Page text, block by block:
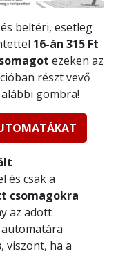
és beltéri, esetleg
16-án 315 Ft
ezeken az
részt vevő
gombra!
és csak a
csomagokra
az adott
, viszont, ha a